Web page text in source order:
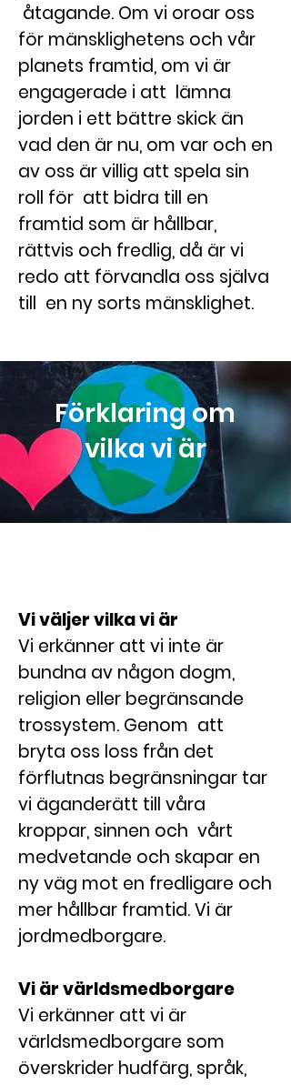
åtagande. Om vi oroar oss
för mänsklighetens och vår
planets framtid, om vi är
engagerade i att lämna
jorden i ett bättre skick än
vad den är nu, om var och en
av oss är villig att spela sin
roll för att bidra till en
framtid som är hållbar,
rättvis och fredlig, då är vi
redo att förvandla oss själva
till en ny sorts mänsklighet.
Förklaring om
vilka vi är
Vi väljer vilka vi är
Vi erkänner att vi inte är
bundna av någon dogm,
religion eller begränsande
trossystem. Genom att
bryta oss loss från det
förflutnas begränsningar tar
vi äganderätt till våra
kroppar, sinnen och vårt
medvetande och skapar en
ny väg mot en fredligare och
mer hållbar framtid. Vi är
jordmedborgare.
Vi är världsmedborgare
Vi erkänner att vi är
världsmedborgare som
överskrider hudfärg, språk,